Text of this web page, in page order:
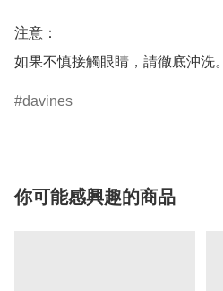
注意：
如果不慎接觸眼睛，請徹底沖洗。
davines
你可能感興趣的商品